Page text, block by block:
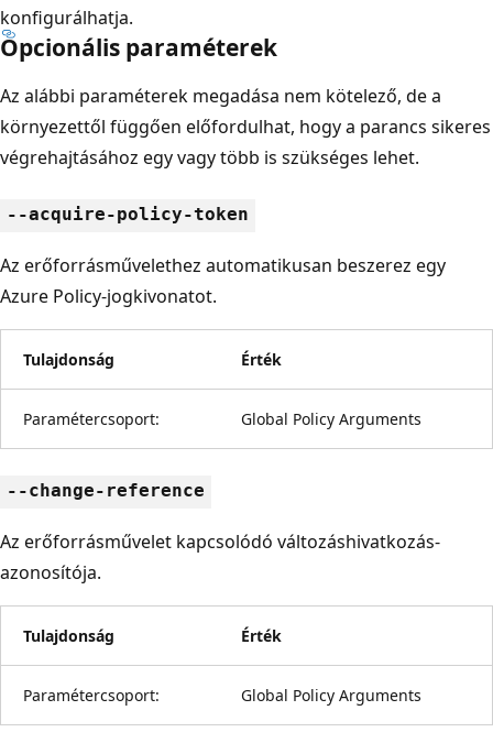
konfigurálhatja.
Opcionális paraméterek
Az alábbi paraméterek megadása nem kötelező, de a
környezettől függően előfordulhat, hogy a parancs sikeres
végrehajtásához egy vagy több is szükséges lehet.
--acquire-policy-token
Az erőforrásművelethez automatikusan beszerez egy
Azure Policy-jogkivonatot.
Tulajdonság Érték
Paramétercsoport: Global Policy Arguments
--change-reference
Az erőforrásművelet kapcsolódó változáshivatkozás-
azonosítója.
Tulajdonság Érték
Paramétercsoport: Global Policy Arguments